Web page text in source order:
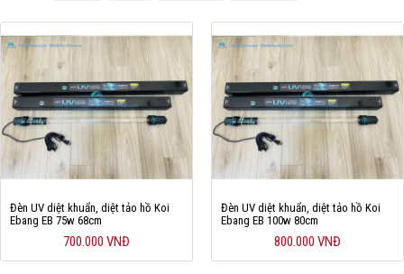
Đèn UV diệt khuẩn, diệt tảo hồ Koi
Ebang EB 75w 68cm
700.000 VNĐ
Đèn UV diệt khuẩn, diệt tảo hồ Koi
Ebang EB 100w 80cm
800.000 VNĐ
Cá rồng & Phụ kiện
Bể thủy sinh & Phụ kiện
Bể nước mặn & Phụ kiện
Thi công hồ cá Koi
Giới thiệu
Dịch vụ